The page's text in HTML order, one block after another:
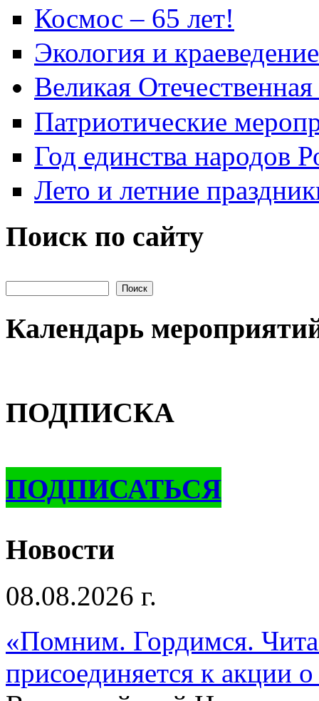
Космос – 65 лет!
Экология и краеведение
Великая
Патриотические
Год единства народов
Лето и летние
Поиск по сайту
Календарь
ПОДПИСКА
ПОДПИСАТЬСЯ
Новости
08.08.2026 г.
«Помним. Гордимся.
присоединяется к акции